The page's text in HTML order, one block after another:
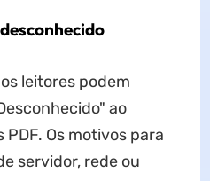
leitores podem
ao
Os motivos para
servidor, rede ou